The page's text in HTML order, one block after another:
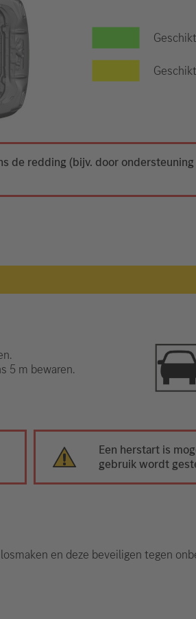
de redding (bijv. door
5 m bewaren.
Een herstart is
gebruik wordt
en deze beveiligen tegen